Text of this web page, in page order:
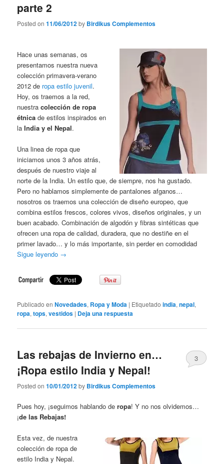
parte 2
Posted on11/06/2012by Birdikus Complementos
Hace unas semanas, os
presentamos nuestra nueva
colección primavera-verano
2012 de ropa estilo juvenil.
Hoy, os traemos a la red,
nuestracolección de ropa
étnica de estilos inspirados en
laIndia y el Nepal.
Una linea de ropa que
iniciamos unos 3 años atrás,
después de nuestro viaje al
norte de la India. Un estilo que, de siempre, nos ha gustado.
Pero no hablamos simplemente de pantalones afganos…
nosotros os traemos una colección de diseño europeo, que
combina estilos frescos, colores vivos, diseños originales, y un
buen acabado. Combinación de algodón y fibras sintéticas que
ofrecen una ropa de calidad, duradera, que no destiñe en el
primer lavado… y lo más importante, sin perder en comodidad
Sigue leyendo →
Publicado en Novedades, Ropa y Moda | Etiquetado india,nepal,
ropa,tops,vestidos | Deja una respuesta
Las rebajas de Invierno en…
¡Ropa estilo India y Nepal!
Posted on10/01/2012by Birdikus Complementos
3
Pues hoy, ¡seguimos hablando deropa! Y no nos olvidemos…
¡de las Rebajas!
Esta vez, de nuestra
colección de ropa de
estilo India y Nepal.